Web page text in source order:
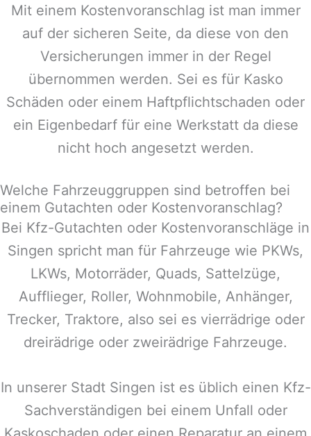
Mit einem Kostenvoranschlag ist man immer
auf der sicheren Seite, da diese von den
Versicherungen immer in der Regel
übernommen werden. Sei es für Kasko
Schäden oder einem Haftpflichtschaden oder
ein Eigenbedarf für eine Werkstatt da diese
nicht hoch angesetzt werden.
Welche Fahrzeuggruppen sind betroffen bei
einem Gutachten oder Kostenvoranschlag?
Bei Kfz-Gutachten oder Kostenvoranschläge in
Singen spricht man für Fahrzeuge wie PKWs,
LKWs, Motorräder, Quads, Sattelzüge,
Aufflieger, Roller, Wohnmobile, Anhänger,
Trecker, Traktore, also sei es vierrädrige oder
dreirädrige oder zweirädrige Fahrzeuge.
In unserer Stadt Singen ist es üblich einen Kfz-
Sachverständigen bei einem Unfall oder